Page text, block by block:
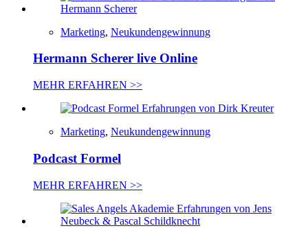
Marketing, Neukundengewinnung
Hermann Scherer live Online
MEHR ERFAHREN >>
Marketing, Neukundengewinnung
Podcast Formel
MEHR ERFAHREN >>